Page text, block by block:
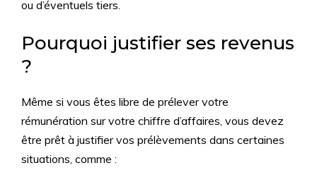
ou d’éventuels tiers.
Pourquoi justifier ses revenus
?
Même si vous êtes libre de prélever votre
rémunération sur votre chiffre d’affaires, vous devez
être prêt à justifier vos prélèvements dans certaines
situations, comme :